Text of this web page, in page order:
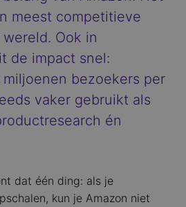
meest competitieve
Ook in
de impact snel:
bezoekers per
vaker gebruikt als
én
dat één ding: als je
kun je Amazon niet